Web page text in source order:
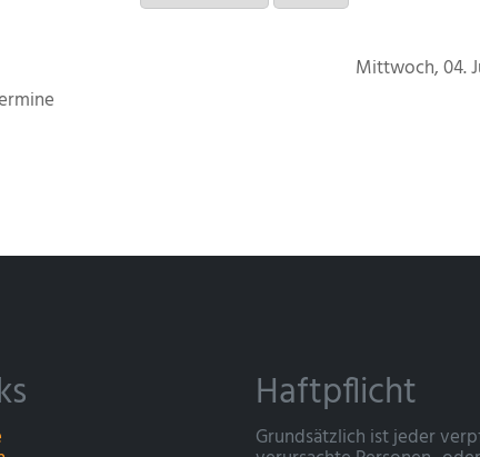
Mittwoch, 04.
Haftpflicht
Grundsätzlich ist jeder